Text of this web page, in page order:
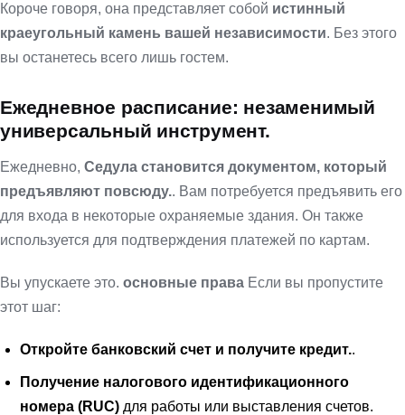
Короче говоря, она представляет собой истинный
краеугольный камень вашей независимости. Без этого
вы останетесь всего лишь гостем.
Ежедневное расписание: незаменимый
универсальный инструмент.
Ежедневно, Седула становится документом, который
предъявляют повсюду.. Вам потребуется предъявить его
для входа в некоторые охраняемые здания. Он также
используется для подтверждения платежей по картам.
Вы упускаете это. основные права Если вы пропустите
этот шаг:
Откройте банковский счет и получите кредит..
Получение налогового идентификационного
номера (RUC)для работы или выставления счетов.